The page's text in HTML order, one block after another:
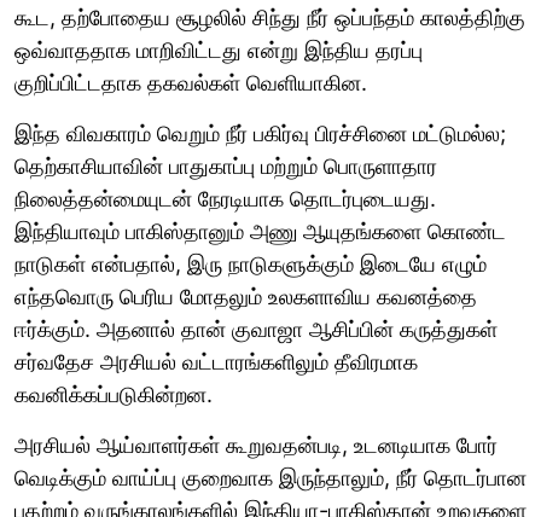
கூட, தற்போதைய சூழலில் சிந்து நீர் ஒப்பந்தம் காலத்திற்கு
ஒவ்வாததாக மாறிவிட்டது என்று இந்திய தரப்பு
குறிப்பிட்டதாக தகவல்கள் வெளியாகின.
இந்த விவகாரம் வெறும் நீர் பகிர்வு பிரச்சினை மட்டுமல்ல;
தெற்காசியாவின் பாதுகாப்பு மற்றும் பொருளாதார
நிலைத்தன்மையுடன் நேரடியாக தொடர்புடையது.
இந்தியாவும் பாகிஸ்தானும் அணு ஆயுதங்களை கொண்ட
நாடுகள் என்பதால், இரு நாடுகளுக்கும் இடையே எழும்
எந்தவொரு பெரிய மோதலும் உலகளாவிய கவனத்தை
ஈர்க்கும். அதனால் தான் குவாஜா ஆசிப்பின் கருத்துகள்
சர்வதேச அரசியல் வட்டாரங்களிலும் தீவிரமாக
கவனிக்கப்படுகின்றன.
அரசியல் ஆய்வாளர்கள் கூறுவதன்படி, உடனடியாக போர்
வெடிக்கும் வாய்ப்பு குறைவாக இருந்தாலும், நீர் தொடர்பான
பதற்றம் வருங்காலங்களில் இந்தியா-பாகிஸ்தான் உறவுகளை